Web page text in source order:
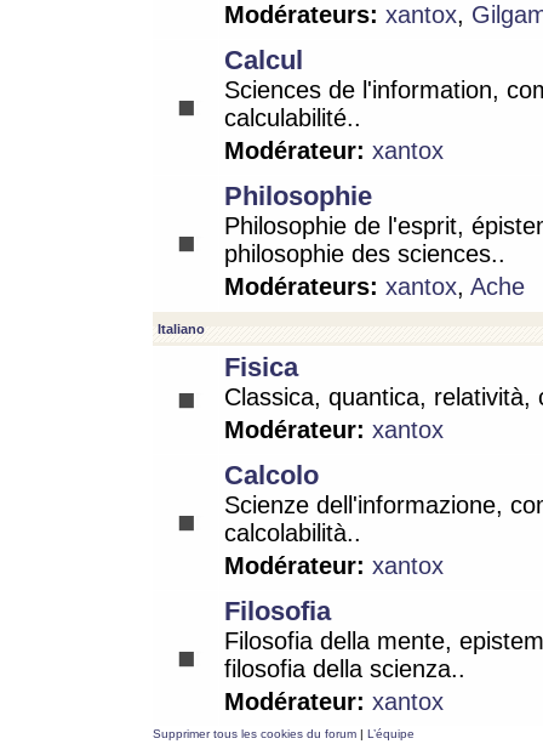
Modérateurs: xantox,
Calcul
Sciences de l'information,
calculabilité..
Modérateur: xantox
Philosophie
Philosophie de l'esprit,
philosophie des sciences..
Modérateurs: xantox, Ache
Italiano
Fisica
Classica, quantica, relatività,
Modérateur: xantox
Calcolo
Scienze dell'informazione,
calcolabilità..
Modérateur: xantox
Filosofia
Filosofia della mente,
filosofia della scienza..
Modérateur: xantox
Supprimer tous les cookies du forum | L’équipe